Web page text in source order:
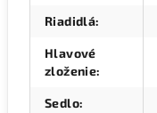
Riadidlá:
Hlavové
zloženie:
Sedlo: